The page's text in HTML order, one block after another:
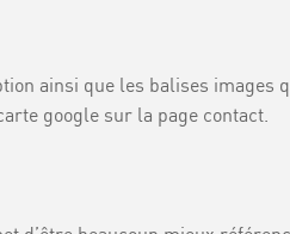
ainsi que les balises images
google sur la page contact.